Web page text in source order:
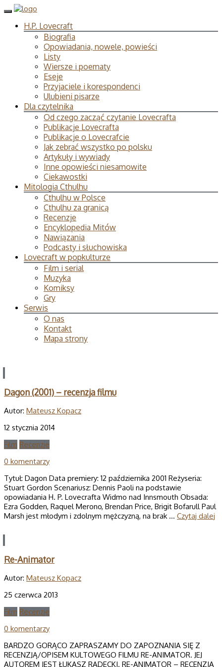
H.P. Lovecraft
Biografia
Opowiadania, nowele, powieści
Listy
Wiersze i poematy
Eseje
Przyjaciele i korespondenci
Ulubieni pisarze
Dla czytelnika
Od czego zacząć czytanie Lovecrafta
Publikacje Lovecrafta
Publikacje o Lovecrafcie
Jak zebrać wszystko po polsku
Artykuły i wywiady
Inne opowieści niesamowite
Ciekawostki
Mitologia Cthulhu
Cthulhu w Polsce
Cthulhu za granicą
Recenzje
Encyklopedia Mitów
Nawiązania
Podcasty i słuchowiska
Lovecraft w popkulturze
Film i serial
Muzyka
Komiksy
Gry
Serwis
O nas
Kontakt
Mapa strony
Dagon (2001) – recenzja filmu
Autor: Mateusz Kopacz
12 stycznia 2014
Film Recenzje
0 komentarzy
Tytuł: Dagon Data premiery: 12 października 2001 Reżyseria:
Stuart Gordon Scenariusz: Dennis Paoli na podstawie
opowiadania H. P. Lovecrafta Widmo nad Innsmouth Obsada:
Ezra Godden, Raquel Merono, Brendan Price, Brigit Bofarull Paul
Marsh jest młodym i zdolnym mężczyzną, na brak … Czytaj dalej
Re-Animator
Autor: Mateusz Kopacz
25 czerwca 2013
Film Recenzje
0 komentarzy
BARDZO GORĄCO ZAPRASZAMY DO ZAPOZNANIA SIĘ Z
RECENZJĄ/OPISEM KULTOWEGO FILMU RE-ANIMATOR. JEJ
AUTOREM JEST ŁUKASZ RADECKI. RE-ANIMATOR – RECENZJA